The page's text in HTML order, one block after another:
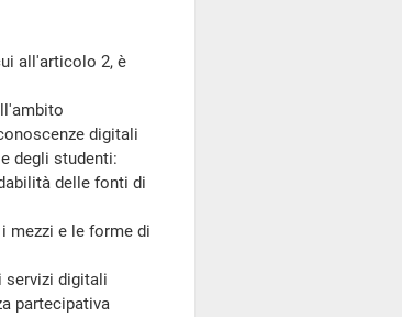
all'articolo 2, è
digitali
degli studenti:
delle fonti di
mezzi e le forme di
servizi digitali
partecipativa